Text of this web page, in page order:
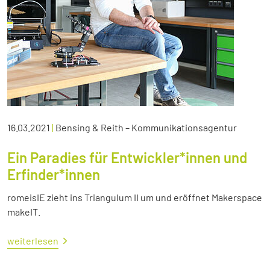
16.03.2021 | Bensing & Reith – Kommunikationsagentur
Ein Paradies für Entwickler*innen und
Erfinder*innen
romeisIE zieht ins Triangulum II um und eröffnet Makerspace
makeIT.
weiterlesen